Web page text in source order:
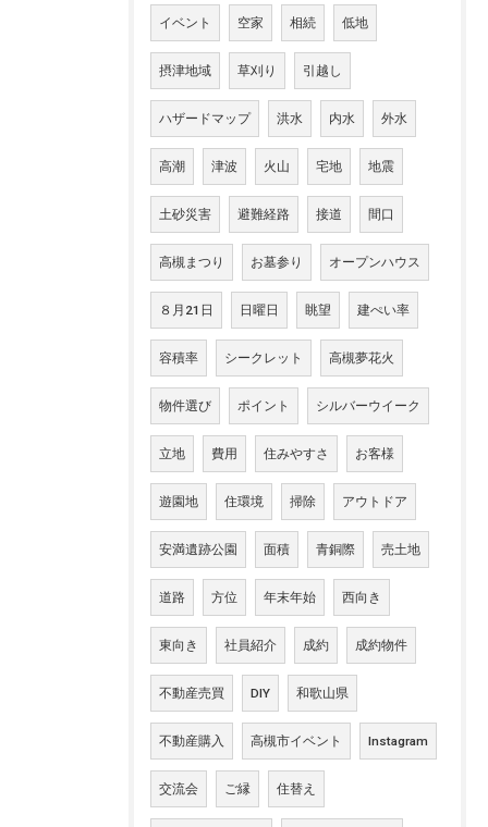
イベント 空家 相続 低地
摂津地域 草刈り 引越し
ハザードマップ 洪水 内水 外水
高潮 津波 火山 宅地 地震
土砂災害 避難経路 接道 間口
高槻まつり お墓参り オープンハウス
８月21日 日曜日 眺望 建ぺい率
容積率 シークレット 高槻夢花火
物件選び ポイント シルバーウイーク
立地 費用 住みやすさ お客様
遊園地 住環境 掃除 アウトドア
安満遺跡公園 面積 青銅際 売土地
道路 方位 年末年始 西向き
東向き 社員紹介 成約 成約物件
不動産売買 DIY 和歌山県
不動産購入 高槻市イベント Instagram
交流会 ご縁 住替え